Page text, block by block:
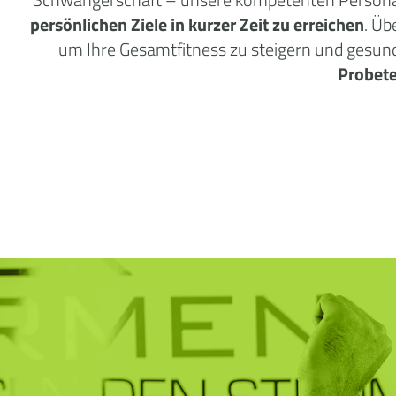
persönlichen Ziele in kurzer Zeit zu erreichen.
um Ihre Gesamtfitness zu steigern und